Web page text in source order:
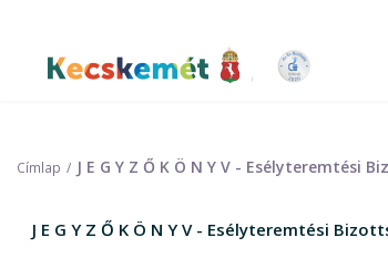
tartalomra
Kecskemét Város Honlapja
Címlap J E G Y Z Ő K Ö N Y V -
J E G Y Z Ő K Ö N Y V - Esélyteremtési